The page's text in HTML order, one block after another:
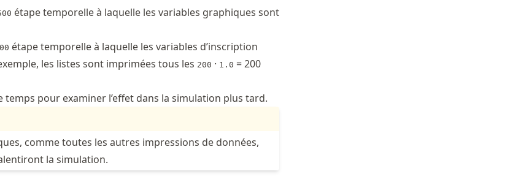
étape temporelle à laquelle les variables graphiques sont
étape temporelle à laquelle les variables d’inscription
les listes sont imprimées tous les 200 · 1.0 = 200
pour examiner l’effet dans la simulation plus tard.
comme toutes les autres impressions de données,
la simulation.